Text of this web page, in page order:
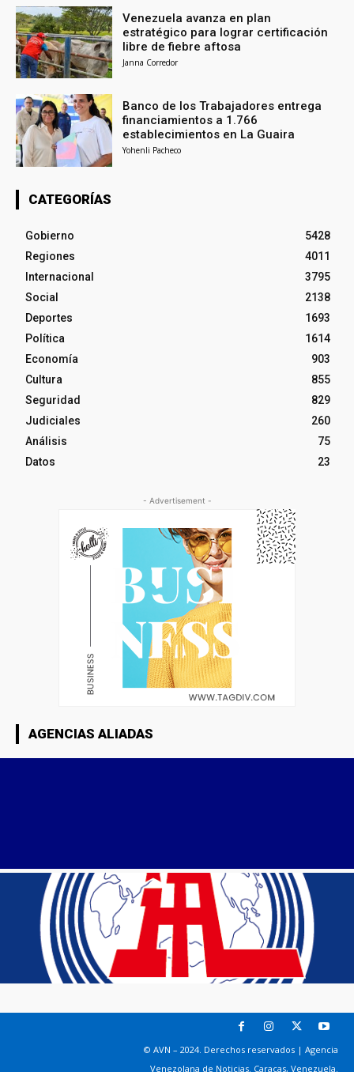
Venezuela avanza en plan
estratégico para lograr certificación
libre de fiebre aftosa
Janna Corredor
Banco de los Trabajadores entrega
financiamientos a 1.766
establecimientos en La Guaira
Yohenli Pacheco
CATEGORÍAS
Gobierno
5428
Regiones
4011
Internacional
3795
Social
2138
Deportes
1693
Política
1614
Economía
903
Cultura
855
Seguridad
829
Judiciales
260
Análisis
75
Datos
23
- Advertisement -
AGENCIAS ALIADAS
© AVN – 2024. Derechos reservados | Agencia
Venezolana de Noticias. Caracas, Venezuela.